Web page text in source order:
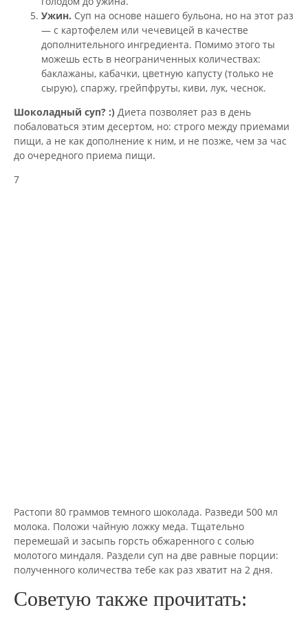
Ужин. Суп на основе нашего бульона, но на этот раз
— с картофелем или чечевицей в качестве
дополнительного ингредиента. Помимо этого ты
можешь есть в неограниченных количествах:
баклажаны, кабачки, цветную капусту (только не
сырую), спаржу, грейпфруты, киви, лук, чеснок.
Шоколадный суп? :) Диета позволяет раз в день
побаловаться этим десертом, но: строго между приемами
пищи, а не как дополнение к ним, и не позже, чем за час
до очередного приема пищи.
7
Растопи 80 граммов темного шоколада. Разведи 500 мл
молока. Положи чайную ложку меда. Тщательно
перемешай и засыпь горсть обжаренного с солью
молотого миндаля. Раздели суп на две равные порции:
полученного количества тебе как раз хватит на 2 дня.
Советую также прочитать: